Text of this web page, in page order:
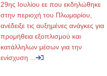
29ης Ιουλίου εε που εκδηλώθηκε
στην περιοχή του Πλωμαρίου,
ανέδειξε τις αυξημένες ανάγκες για
προμήθεια εξοπλισμού και
κατάλληλων μέσων για την
ενίσχυση ...